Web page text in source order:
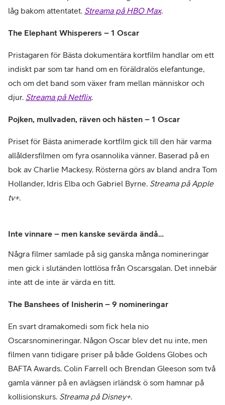
låg bakom attentatet. Streama på HBO Max.
The Elephant Whisperers – 1 Oscar
Pristagaren för Bästa dokumentära kortfilm handlar om ett
indiskt par som tar hand om en föräldralös elefantunge,
och om det band som växer fram mellan människor och
djur. Streama på Netflix.
Pojken, mullvaden, räven och hästen – 1 Oscar
Priset för Bästa animerade kortfilm gick till den här varma
allåldersfilmen om fyra osannolika vänner. Baserad på en
bok av Charlie Mackesy. Rösterna görs av bland andra Tom
Hollander, Idris Elba och Gabriel Byrne. Streama på Apple
tv+.
Inte vinnare – men kanske sevärda ändå…
Några filmer samlade på sig ganska många nomineringar
men gick i slutänden lottlösa från Oscarsgalan. Det innebär
inte att de inte är värda en titt.
The Banshees of Inisherin – 9 nomineringar
En svart dramakomedi som fick hela nio
Oscarsnomineringar. Någon Oscar blev det nu inte, men
filmen vann tidigare priser på både Goldens Globes och
BAFTA Awards. Colin Farrell och Brendan Gleeson som två
gamla vänner på en avlägsen irländsk ö som hamnar på
kollisionskurs. Streama på Disney+.